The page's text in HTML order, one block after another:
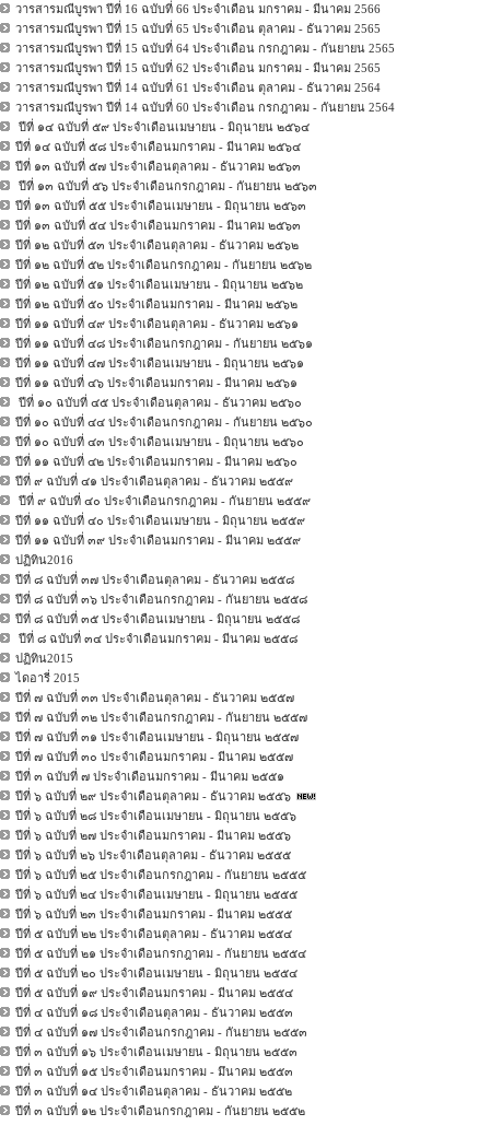
วารสารมณีบูรพา ปีที่ 16 ฉบับที่ 66 ประจำเดือน มกราคม - มีนาคม 2566
วารสารมณีบูรพา ปีที่ 15 ฉบับที่ 65 ประจำเดือน ตุลาคม - ธันวาคม 2565
วารสารมณีบูรพา ปีที่ 15 ฉบับที่ 64 ประจำเดือน กรกฎาคม - กันยายน 2565
วารสารมณีบูรพา ปีที่ 15 ฉบับที่ 62 ประจำเดือน มกราคม - มีนาคม 2565
วารสารมณีบูรพา ปีที่ 14 ฉบับที่ 61 ประจำเดือน ตุลาคม - ธันวาคม 2564
วารสารมณีบูรพา ปีที่ 14 ฉบับที่ 60 ประจำเดือน กรกฎาคม - กันยายน 2564
ปีที่ ๑๔ ฉบับที่ ๕๙ ประจำเดือนเมษายน - มิถุนายน ๒๕๖๔
ปีที่ ๑๔ ฉบับที่ ๕๘ ประจำเดือนมกราคม - มีนาคม ๒๕๖๔
ปีที่ ๑๓ ฉบับที่ ๕๗ ประจำเดือนตุลาคม - ธันวาคม ๒๕๖๓
ปีที่ ๑๓ ฉบับที่ ๕๖ ประจำเดือนกรกฎาคม - กันยายน ๒๕๖๓
ปีที่ ๑๓ ฉบับที่ ๕๕ ประจำเดือนเมษายน - มิถุนายน ๒๕๖๓
ปีที่ ๑๓ ฉบับที่ ๕๔ ประจำเดือนมกราคม - มีนาคม ๒๕๖๓
ปีที่ ๑๒ ฉบับที่ ๕๓ ประจำเดือนตุลาคม - ธันวาคม ๒๕๖๒
ปีที่ ๑๒ ฉบับที่ ๕๒ ประจำเดือนกรกฎาคม - กันยายน ๒๕๖๒
ปีที่ ๑๒ ฉบับที่ ๕๑ ประจำเดือนเมษายน - มิถุนายน ๒๕๖๒
ปีที่ ๑๒ ฉบับที่ ๕๐ ประจำเดือนมกราคม - มีนาคม ๒๕๖๒
ปีที่ ๑๑ ฉบับที่ ๔๙ ประจำเดือนตุลาคม - ธันวาคม ๒๕๖๑
ปีที่ ๑๑ ฉบับที่ ๔๘ ประจำเดือนกรกฎาคม - กันยายน ๒๕๖๑
ปีที่ ๑๑ ฉบับที่ ๔๗ ประจำเดือนเมษายน - มิถุนายน ๒๕๖๑
ปีที่ ๑๑ ฉบับที่ ๔๖ ประจำเดือนมกราคม - มีนาคม ๒๕๖๑
ปีที่ ๑๐ ฉบับที่ ๔๕ ประจำเดือนตุลาคม - ธันวาคม ๒๕๖๐
ปีที่ ๑๐ ฉบับที่ ๔๔ ประจำเดือนกรกฎาคม - กันยายน ๒๕๖๐
ปีที่ ๑๐ ฉบับที่ ๔๓ ประจำเดือนเมษายน - มิถุนายน ๒๕๖๐
ปีที่ ๑๑ ฉบับที่ ๔๒ ประจำเดือนมกราคม - มีนาคม ๒๕๖๐
ปีที่ ๙ ฉบับที่ ๔๑ ประจำเดือนตุลาคม - ธันวาคม ๒๕๕๙
ปีที่ ๙ ฉบับที่ ๔๐ ประจำเดือนกรกฎาคม - กันยายน ๒๕๕๙
ปีที่ ๑๑ ฉบับที่ ๔๐ ประจำเดือนเมษายน - มิถุนายน ๒๕๕๙
ปีที่ ๑๑ ฉบับที่ ๓๙ ประจำเดือนมกราคม - มีนาคม ๒๕๕๙
ปฏิทิน2016
ปีที่ ๘ ฉบับที่ ๓๗ ประจำเดือนตุลาคม - ธันวาคม ๒๕๕๘
ปีที่ ๘ ฉบับที่ ๓๖ ประจำเดือนกรกฎาคม - กันยายน ๒๕๕๘
ปีที่ ๘ ฉบับที่ ๓๕ ประจำเดือนเมษายน - มิถุนายน ๒๕๕๘
ปีที่ ๘ ฉบับที่ ๓๔ ประจำเดือนมกราคม - มีนาคม ๒๕๕๘
ปฏิทิน2015
ไดอารี่ 2015
ปีที่ ๗ ฉบับที่ ๓๓ ประจำเดือนตุลาคม - ธันวาคม ๒๕๕๗
ปีที่ ๗ ฉบับที่ ๓๒ ประจำเดือนกรกฎาคม - กันยายน ๒๕๕๗
ปีที่ ๗ ฉบับที่ ๓๑ ประจำเดือนเมษายน - มิถุนายน ๒๕๕๗
ปีที่ ๗ ฉบับที่ ๓๐ ประจำเดือนมกราคม - มีนาคม ๒๕๕๗
ปีที่ ๓ ฉบับที่ ๗ ประจำเดือนมกราคม - มีนาคม ๒๕๕๑
ปีที่ ๖ ฉบับที่ ๒๙ ประจำเดือนตุลาคม - ธันวาคม ๒๕๕๖
ปีที่ ๖ ฉบับที่ ๒๘ ประจำเดือนเมษายน - มิถุนายน ๒๕๕๖
ปีที่ ๖ ฉบับที่ ๒๗ ประจำเดือนมกราคม - มีนาคม ๒๕๕๖
ปีที่ ๖ ฉบับที่ ๒๖ ประจำเดือนตุลาคม - ธันวาคม ๒๕๕๕
ปีที่ ๖ ฉบับที่ ๒๕ ประจำเดือนกรกฎาคม - กันยายน ๒๕๕๕
ปีที่ ๖ ฉบับที่ ๒๔ ประจำเดือนเมษายน - มิถุนายน ๒๕๕๕
ปีที่ ๖ ฉบับที่ ๒๓ ประจำเดือนมกราคม - มีนาคม ๒๕๕๕
ปีที่ ๕ ฉบับที่ ๒๒ ประจำเดือนตุลาคม - ธันวาคม ๒๕๕๔
ปีที่ ๕ ฉบับที่ ๒๑ ประจำเดือนกรกฎาคม - กันยายน ๒๕๕๔
ปีที่ ๕ ฉบับที่ ๒๐ ประจำเดือนเมษายน - มิถุนายน ๒๕๕๔
ปีที่ ๕ ฉบับที่ ๑๙ ประจำเดือนมกราคม - มีนาคม ๒๕๕๔
ปีที่ ๔ ฉบับที่ ๑๘ ประจำเดือนตุลาคม - ธันวาคม ๒๕๕๓
ปีที่ ๔ ฉบับที่ ๑๗ ประจำเดือนกรกฎาคม - กันยายน ๒๕๕๓
ปีที่ ๓ ฉบับที่ ๑๖ ประจำเดือนเมษายน - มิถุนายน ๒๕๕๓
ปีที่ ๓ ฉบับที่ ๑๕ ประจำเดือนมกราคม - มึนาคม ๒๕๕๓
ปีที่ ๓ ฉบับที่ ๑๔ ประจำเดือนตุลาคม - ธันวาคม ๒๕๕๒
ปีที่ ๓ ฉบับที่ ๑๒ ประจำเดือนกรกฎาคม - กันยายน ๒๕๕๒